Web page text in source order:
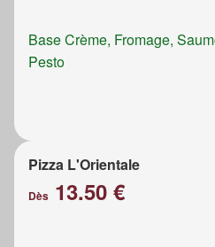
Base Crème, Fromage,
Pesto
Pizza L'Orientale
Dès 13.50 €